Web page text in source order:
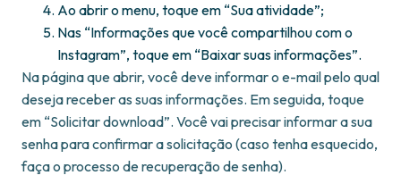
Ao abrir o menu, toque em “Sua atividade”;
Nas “Informações que você compartilhou com o
Instagram”, toque em “Baixar suas informações”.
Na página que abrir, você deve informar o e-mail pelo qual
deseja receber as suas informações. Em seguida, toque
em “Solicitar download”. Você vai precisar informar a sua
senha para confirmar a solicitação (caso tenha esquecido,
faça o processo de recuperação de senha).